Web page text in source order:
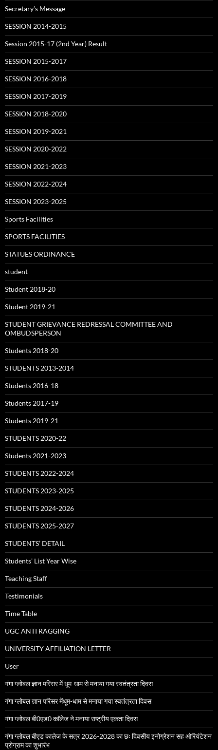
Secretary’s Message
SESSION 2014-2015
Session 2015-17 (2nd Year) Result
SESSION 2015-2017
SESSION 2016-2018
SESSION 2017-2019
SESSION 2018-2020
SESSION 2019-2021
SESSION 2020-2022
SESSION 2021-2023
SESSION 2022-2024
SESSION 2023-2025
Sports Facilities
SPORTS FACILITIES
STATUES ORDINANCE
student
Student 2018-20
Student 2019-21
STUDENT GRIEVANCE REDRESSAL COMMITTEE AND
OMBUDSPERSON
Students 2018-20
STUDENTS 2013-2014
Students 2016-18
Students 2017-19
Students 2019-21
STUDENTS 2020-22
Students 2021-2023
STUDENTS 2022-2024
STUDENTS 2023-2025
STUDENTS 2024-2026
STUDENTS 2025-2027
STUDENTS’ DETAIL
Students’ List Year Wise
Teaching Staff
Testimonials
Time Table
UGC ANTI RAGGING
UNIVERSITY AFFILIATION LETTER
User
गंगा ग्लोबल ज्ञान परिसर में धूम-धाम से मनाया गया स्वतंत्रता दिवस
गंगा ग्लोबल ज्ञान परिसर मेंधूम-धाम से मनाया गया स्वतंत्रता दिवस
गंगा ग्लोबल बी0एड0 काॅलेज ने मनाया राष्ट्रीय एकता दिवस
गंगा ग्लोबल बीएड कालेज के सत्र 2026-2028 का छः दिवसीय इनोग्रेशन सह ओरियंटेशन
प्रोग्राम का शुभारंभ